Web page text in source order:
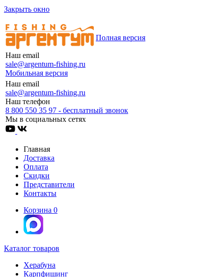
Закрыть окно
Наш email
sale@argentum-fishing.ru
Мобильная версия
Полная версия
Наш email
sale@argentum-fishing.ru
Наш телефон
8 800 550 35 97 - бесплатный звонок
Мы в социальных сетях
Главная
Доставка
Оплата
Скидки
Представители
Контакты
Корзина 0
Каталог товаров
Херабуна
Карпфишинг